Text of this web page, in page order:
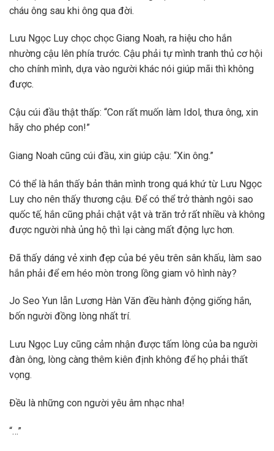
cháu ông sau khi ông qua đời.
Lưu Ngọc Luy chọc chọc Giang Noah, ra hiệu cho hắn
nhường cậu lên phía trước. Cậu phải tự mình tranh thủ cơ hội
cho chính mình, dựa vào người khác nói giúp mãi thì không
được.
Cậu cúi đầu thật thấp: “Con rất muốn làm Idol, thưa ông, xin
hãy cho phép con!”
Giang Noah cũng cúi đầu, xin giúp cậu: “Xin ông.”
Có thể là hắn thấy bản thân mình trong quá khứ từ Lưu Ngọc
Luy cho nên thấy thương cậu. Để có thể trở thành ngôi sao
quốc tế, hắn cũng phải chật vật và trăn trở rất nhiều và không
được người nhà ủng hộ thì lại càng mất động lực hơn.
Đã thấy dáng vẻ xinh đẹp của bé yêu trên sân khấu, làm sao
hắn phải để em héo mòn trong lồng giam vô hình này?
Jo Seo Yun lẫn Lương Hàn Văn đều hành động giống hắn,
bốn người đồng lòng nhất trí.
Lưu Ngọc Luy cũng cảm nhận được tấm lòng của ba người
đàn ông, lòng càng thêm kiên định không để họ phải thất
vọng.
Đều là những con người yêu âm nhạc nha!
“…”